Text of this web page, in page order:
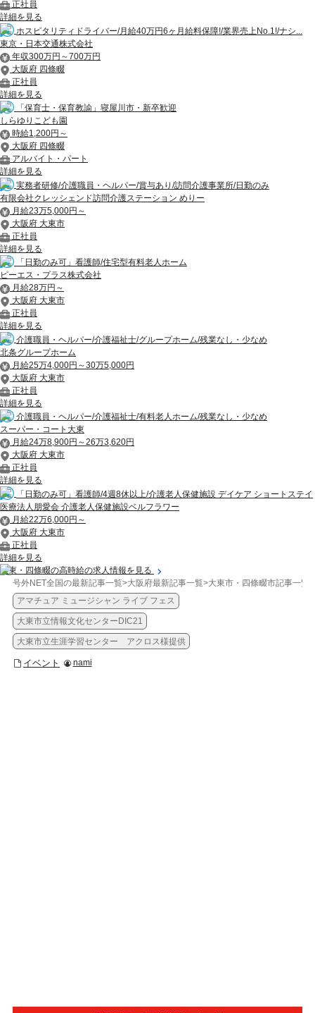
正社員
詳細を見る
ホスピタリティドライバー/月給40万円6ヶ月給料保障!/業界売上No.1!/ナシ...
東京・日本交通株式会社
年収300万円～700万円
大阪府 四條畷
正社員
詳細を見る
「保育士・保育教諭」寝屋川市・新卒歓迎
しらゆりこども園
時給1,200円～
大阪府 四條畷
アルバイト・パート
詳細を見る
実務者研修/介護職員・ヘルパー/賞与あり/訪問介護事業所/日勤のみ
有限会社クレッシェンド訪問介護ステーション めりー
月給23万5,000円～
大阪府 大東市
正社員
詳細を見る
「日勤のみ可」看護師/住宅型有料老人ホーム
ピーエス・プラス株式会社
月給28万円～
大阪府 大東市
正社員
詳細を見る
介護職員・ヘルパー/介護福祉士/グループホーム/残業なし・少なめ
北条グループホーム
月給25万4,000円～30万5,000円
大阪府 大東市
正社員
詳細を見る
介護職員・ヘルパー/介護福祉士/有料老人ホーム/残業なし・少なめ
スーパー・コート大東
月給24万8,900円～26万3,620円
大阪府 大東市
正社員
詳細を見る
「日勤のみ可」看護師/4週8休以上/介護老人保健施設 デイケア ショートステイ
医療法人朋愛会 介護老人保健施設ベルフラワー
月給22万6,000円～
大阪府 大東市
正社員
詳細を見る
大東・四條畷の高時給の求人情報を見る
号外NET全国の最新記事一覧>大阪府最新記事一覧>大東市・四條畷市記事一覧
アマチュア ミュージシャン ライブ フェス
大東市立情報文化センターDIC21
大東市立生涯学習センター アクロス様提供
イベント nami